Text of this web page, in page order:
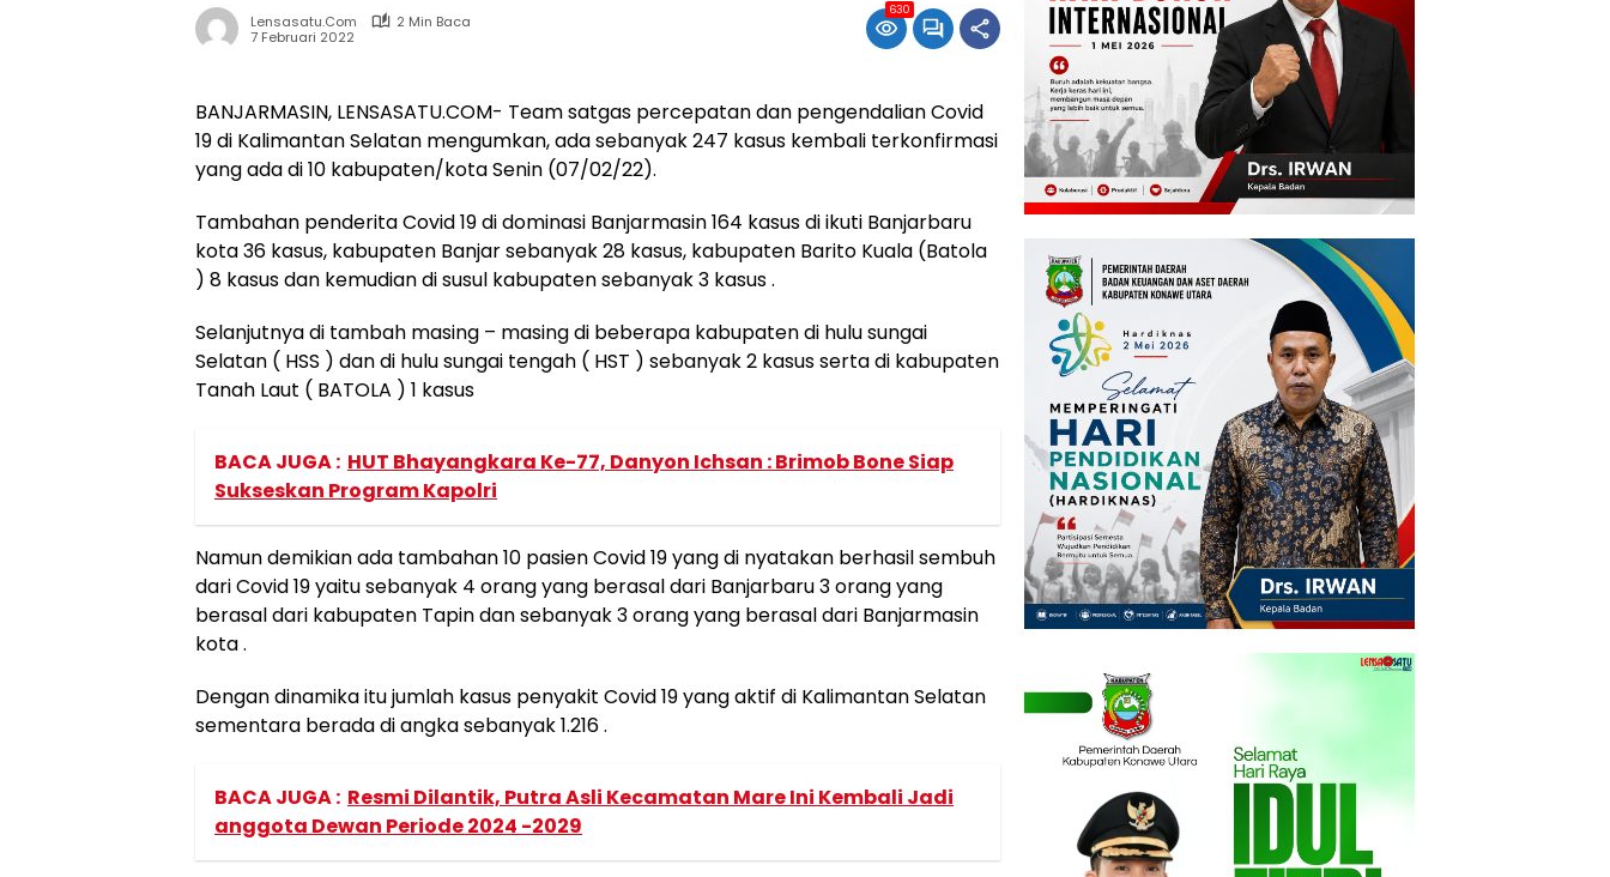
Lensasatu.com
2 Min Baca
7 Februari 2022
630
BANJARMASIN, LENSASATU.COM- Team satgas percepatan dan pengendalian Covid
19 di Kalimantan Selatan mengumkan, ada sebanyak 247 kasus kembali terkonfirmasi
yang ada di 10 kabupaten/kota Senin (07/02/22).
Tambahan penderita Covid 19 di dominasi Banjarmasin 164 kasus di ikuti Banjarbaru
kota 36 kasus, kabupaten Banjar sebanyak 28 kasus, kabupaten Barito Kuala (Batola
) 8 kasus dan kemudian di susul kabupaten sebanyak 3 kasus .
Selanjutnya di tambah masing – masing di beberapa kabupaten di hulu sungai
Selatan ( HSS ) dan di hulu sungai tengah ( HST ) sebanyak 2 kasus serta di kabupaten
Tanah Laut ( BATOLA ) 1 kasus
BACA JUGA : HUT Bhayangkara Ke-77, Danyon Ichsan : Brimob Bone Siap
Sukseskan Program Kapolri
Namun demikian ada tambahan 10 pasien Covid 19 yang di nyatakan berhasil sembuh
dari Covid 19 yaitu sebanyak 4 orang yang berasal dari Banjarbaru 3 orang yang
berasal dari kabupaten Tapin dan sebanyak 3 orang yang berasal dari Banjarmasin
kota .
Dengan dinamika itu jumlah kasus penyakit Covid 19 yang aktif di Kalimantan Selatan
sementara berada di angka sebanyak 1.216 .
BACA JUGA : Resmi Dilantik, Putra Asli Kecamatan Mare Ini Kembali Jadi
anggota Dewan Periode 2024 -2029